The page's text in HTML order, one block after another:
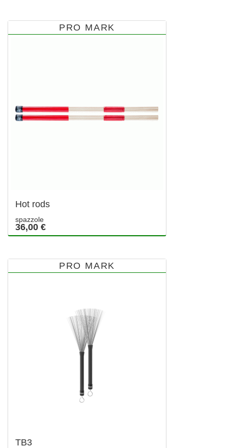
PRO MARK
Hot rods
spazzole
36,00 €
PRO MARK
TB3